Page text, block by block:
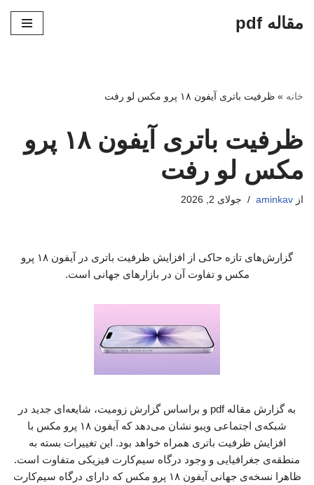
مقاله pdf
خانه » ظرفیت باتری آیفون ۱۸ پرو مکس لو رفت
ظرفیت باتری آیفون ۱۸ پرو
مکس لو رفت
از aminkav جولای 2, 2026
گزارش‌های تازه حاکی از افزایش ظرفیت باتری در آیفون ۱۸ پرو
مکس و تفاوت آن در بازارهای جهانی است.
به گزارش مقاله pdf و براساس گزارش زومیت، شایعه‌ای جدید در
شبکه‌ی اجتماعی ویبو نشان می‌دهد که آیفون ۱۸ پرو مکس با
افزایش ظرفیت باتری همراه خواهد بود. این تغییرات بسته به
منطقه‌ی جغرافیایی و وجود درگاه سیم‌کارت فیزیکی متفاوت است.
ظاهرا نسخه‌ی جهانی آیفون ۱۸ پرو مکس که دارای درگاه سیم‌کارت